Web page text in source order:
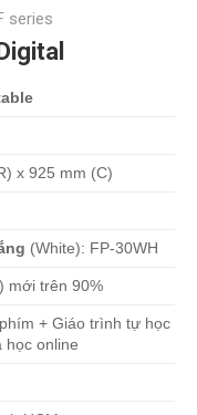
series
x 925 mm (C)
(White): FP-30WH
mới trên 90%
+ Giáo trình tự học
học online